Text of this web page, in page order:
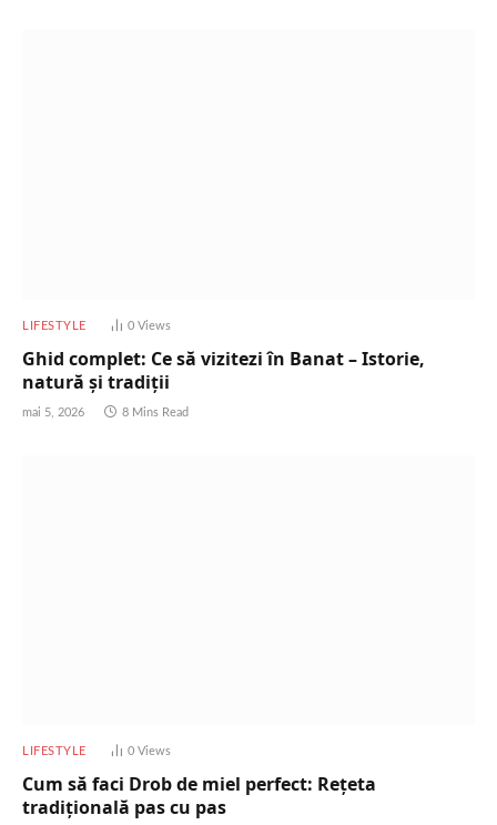
LIFESTYLE 0 Views
Ghid complet: Ce să vizitezi în Banat – Istorie,
natură și tradiții
mai 5, 2026 8 Mins Read
LIFESTYLE 0 Views
Cum să faci Drob de miel perfect: Rețeta
tradițională pas cu pas